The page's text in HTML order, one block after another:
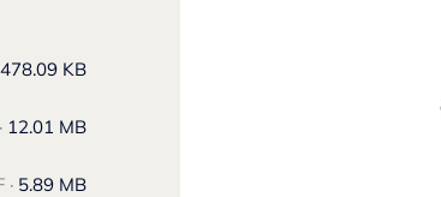
478.09 KB
12.01 MB
· 5.89 MB